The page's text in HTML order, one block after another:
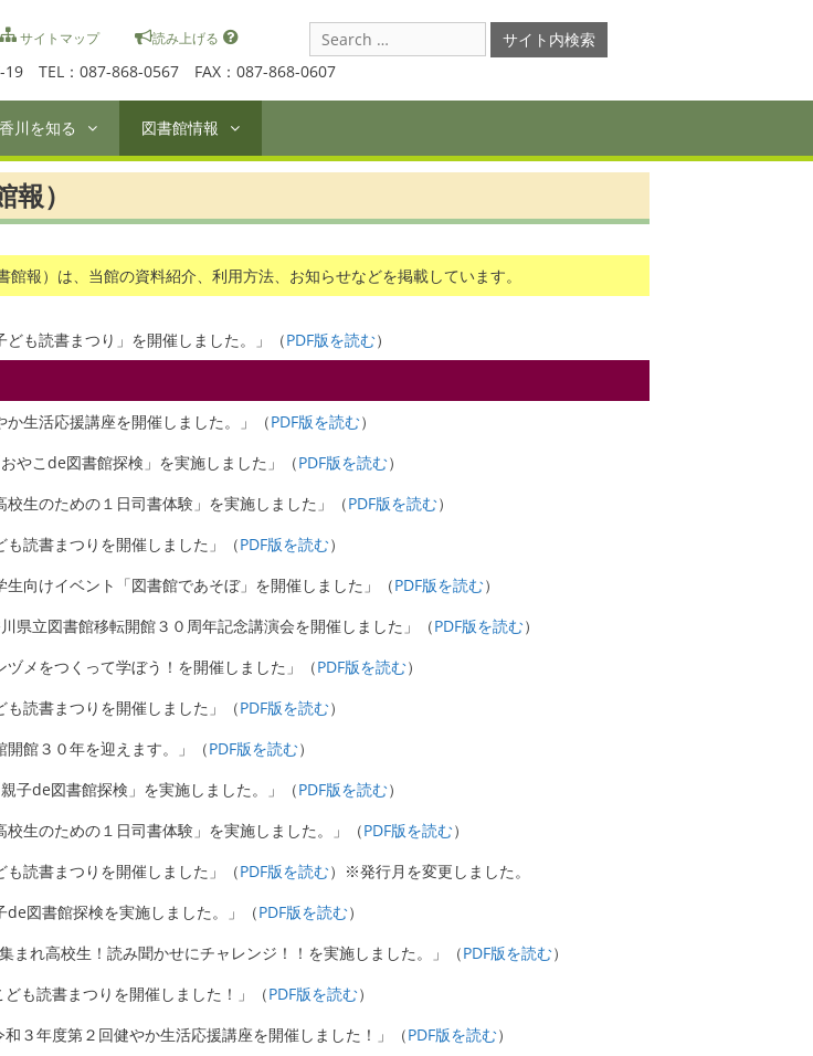
サイトマップ 読み上げる
TEL：087-868-0567 FAX：087-868-0607
Search
for:
香川を知る 図書館情報
）
館報）は、当館の資料紹介、利用方法、お知らせなどを掲載しています。
も読書まつり」を開催しました。」（PDF版を読む）
生活応援講座を開催しました。」（PDF版を読む）
やこde図書館探検」を実施しました」（PDF版を読む）
生のための１日司書体験」を実施しました」（PDF版を読む）
読書まつりを開催しました」（PDF版を読む）
向けイベント「図書館であそぼ」を開催しました」（PDF版を読む）
県立図書館移転開館３０周年記念講演会を開催しました」（PDF版を読む）
メをつくって学ぼう！を開催しました」（PDF版を読む）
読書まつりを開催しました」（PDF版を読む）
館３０年を迎えます。」（PDF版を読む）
子de図書館探検」を実施しました。」（PDF版を読む）
生のための１日司書体験」を実施しました。」（PDF版を読む）
読書まつりを開催しました」（PDF版を読む）※発行月を変更しました。
図書館探検を実施しました。」（PDF版を読む）
まれ高校生！読み聞かせにチャレンジ！！を実施しました。」（PDF版を読む）
も読書まつりを開催しました！」（PDF版を読む）
３年度第２回健やか生活応援講座を開催しました！」（PDF版を読む）